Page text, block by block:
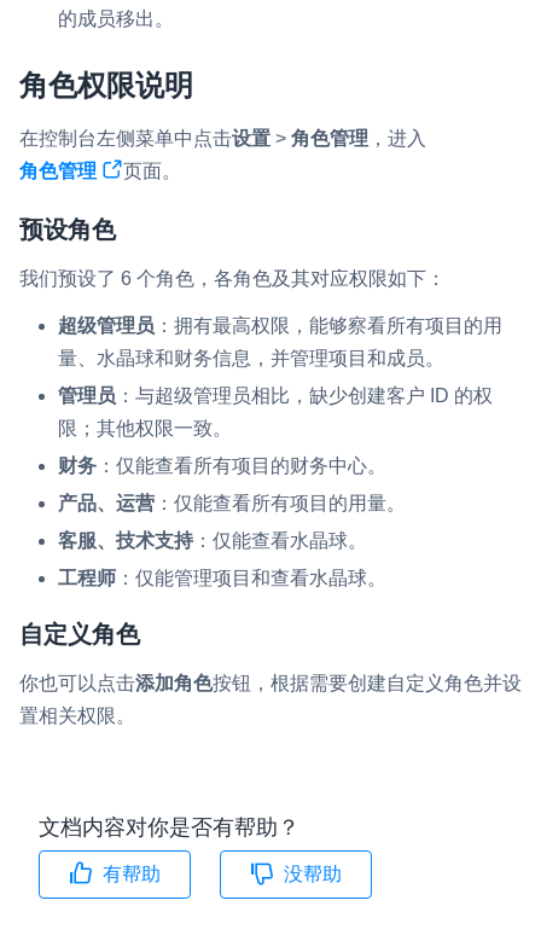
快速高效的文档转换解决方案
水晶球
全周期通话质量检测、回溯和分析方案
控制台
灵动会议 NEW
低代码集成、灵活定制、超低延时的音视频会议
的成员移出。
角色权限说明
在控制台左侧菜单中点击设置 > 角色管理 ，进入
角色管理
页面。
预设角色
我们预设了 6 个角色，各角色及其对应权限如下：
超级管理员 ：拥有最高权限，能够察看所有项目的用
量、水晶球和财务信息，并管理项目和成员。
管理员 ：与超级管理员相比，缺少创建客户 ID 的权
限；其他权限一致。
财务 ：仅能查看所有项目的财务中心。
产品、运营 ：仅能查看所有项目的用量。
客服、技术支持 ：仅能查看水晶球。
工程师 ：仅能管理项目和查看水晶球。
自定义角色
你也可以点击添加角色按钮，根据需要创建自定义角色并设
置相关权限。
文档内容对你是否有帮助？
有帮助 没帮助